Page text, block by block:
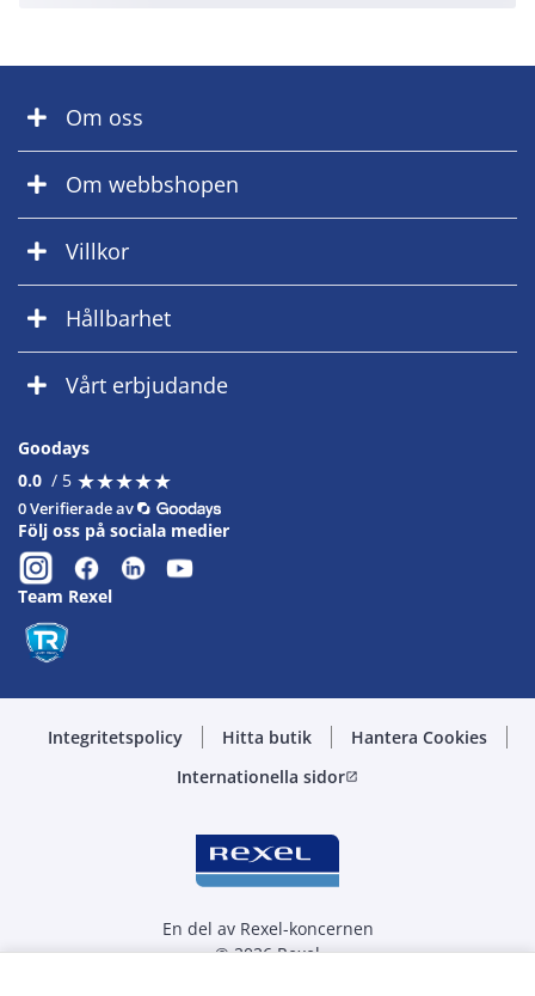
Om oss
Om webbshopen
Villkor
Hållbarhet
Vårt erbjudande
Goodays
0.0 / 5 ★★★★★
★★★★★
0 Verifierade av
Följ oss på sociala medier
Team Rexel
Integritetspolicy Hitta butik
Hantera Cookies
Internationella sidoropen_in_new
En del av Rexel-koncernen
© 2026 Rexel